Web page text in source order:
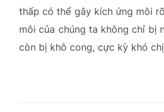
thấp có thể gây kích ứng môi
môi của chúng ta không chỉ bị
còn bị khô cong, cực kỳ khó